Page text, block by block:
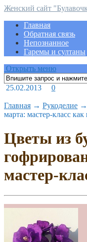
Женский сайт
Главная
Обратная связь
Непознанное
Гаремы и султаны
Открыть меню
25.02.2013 0
Главная → Рукоделие →
марта: мастер-класс как
Цветы из
мастер-